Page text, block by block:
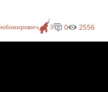
3 0 2556